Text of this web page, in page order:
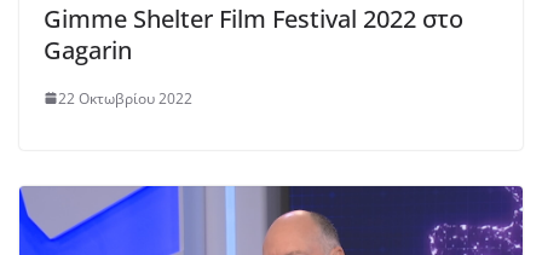
Gimme Shelter Film Festival 2022 στο
Gagarin
22 Οκτωβρίου 2022